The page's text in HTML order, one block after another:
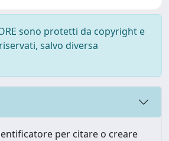
sono protetti da copyright e
salvo diversa
per citare o creare